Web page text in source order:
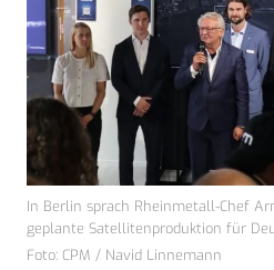
In Berlin sprach Rheinmetall-Chef
geplante Satellitenproduktion für
Foto: CPM / Navid Linnemann